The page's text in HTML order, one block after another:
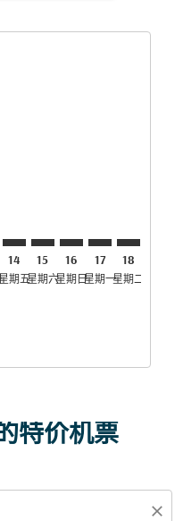
14
期五
15
星期六
16
星期日
17
星期一
18
星期二星期三
特价机票
close